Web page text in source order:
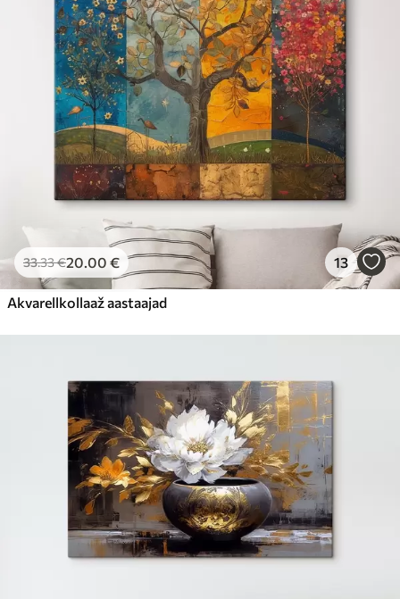
33.33€20.00 € 13
Akvarellkollaaž aastaajad